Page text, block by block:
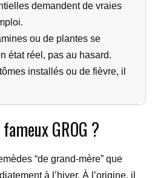
demandent de vraies
ou de plantes se
état réel, pas au hasard.
installés ou de fièvre, il
GROG ?
“de grand-mère” que
à l’hiver. À l’origine, il